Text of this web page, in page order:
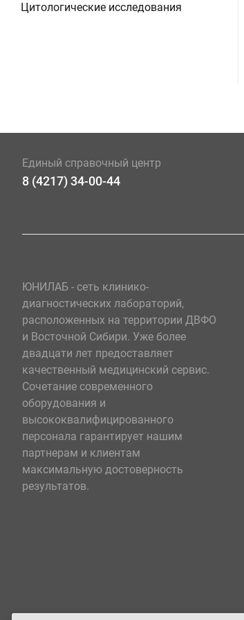
Цитологические исследования
Единый справочный центр
8 (4217) 34-00-44
ЮНИЛАБ - сеть клинико-
диагностических лабораторий,
расположенных на территории ДВФО
и Восточной Сибири. Уже более
двадцати лет предоставляет
качественный медицинский сервис.
Сочетание современного
оборудования и
высококвалифицированного
персонала гарантирует нашим
партнерам и клиентам
максимальную достоверность
результатов.